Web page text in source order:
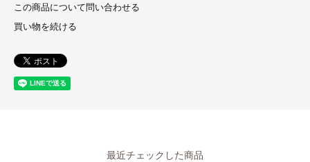
この商品について問い合わせる
買い物を続ける
最近チェックした商品